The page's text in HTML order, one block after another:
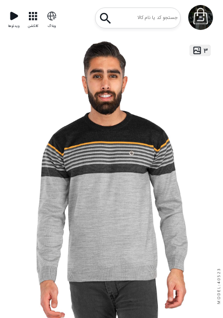
ویدئوها کالکشن وبلاگ
۳